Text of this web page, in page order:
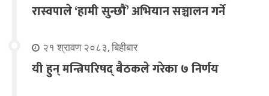
रास्वपाले ‘हामी सुन्छौँ’ अभियान सञ्चालन गर्ने
२१ श्रावण २०८३, बिहीबार
यी हुन् मन्त्रिपरिषद् बैठकले गरेका ७ निर्णय